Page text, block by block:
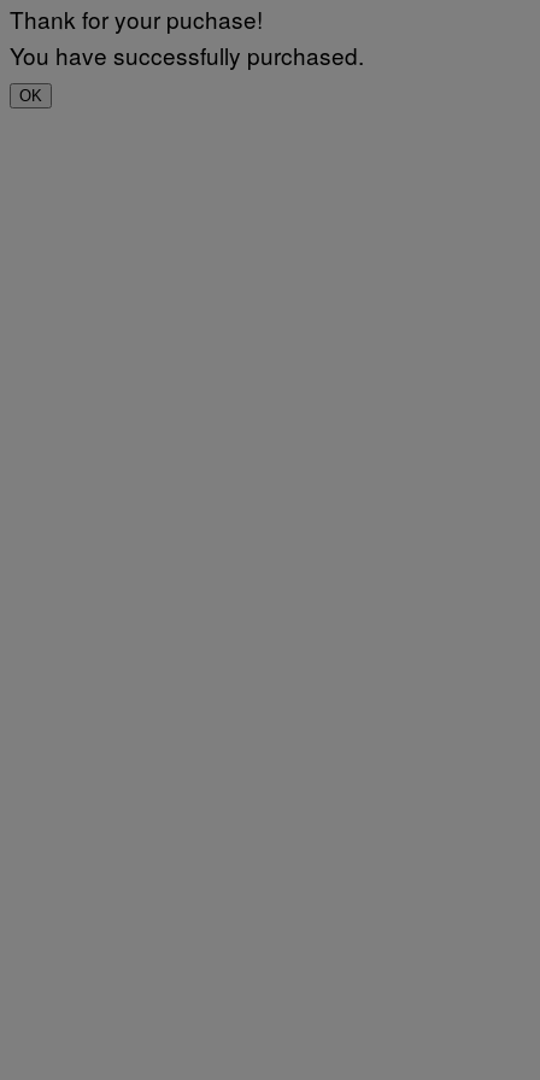
Thank for your puchase!
You have successfully purchased.
OK